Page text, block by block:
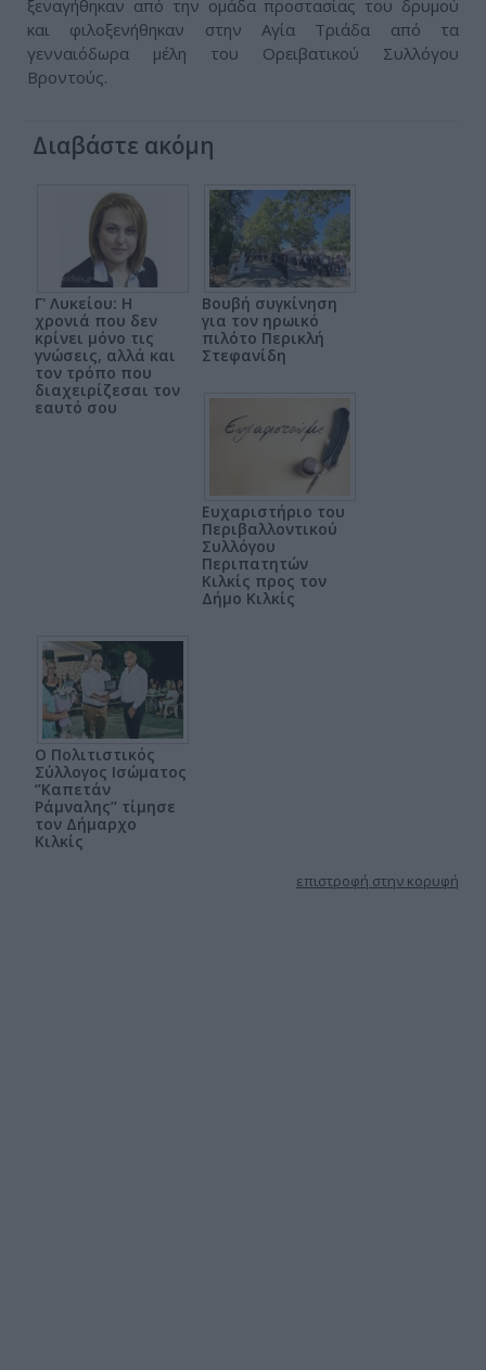
ξεναγήθηκαν από την ομάδα προστασίας του δρυμού
και φιλοξενήθηκαν στην Αγία Τριάδα από τα
γενναιόδωρα μέλη του Ορειβατικού Συλλόγου
Βροντούς.
Διαβάστε ακόμη
Γ' Λυκείου: Η
χρονιά που δεν
κρίνει μόνο τις
γνώσεις, αλλά και
τον τρόπο που
διαχειρίζεσαι τον
εαυτό σου
Βουβή συγκίνηση
για τον ηρωικό
πιλότο Περικλή
Στεφανίδη
Ευχαριστήριο του
Περιβαλλοντικού
Συλλόγου
Περιπατητών
Κιλκίς προς τον
Δήμο Κιλκίς
Ο Πολιτιστικός
Σύλλογος Ισώματος
‘’Καπετάν
Ράμναλης’’ τίμησε
τον Δήμαρχο
Κιλκίς
επιστροφή στην κορυφή